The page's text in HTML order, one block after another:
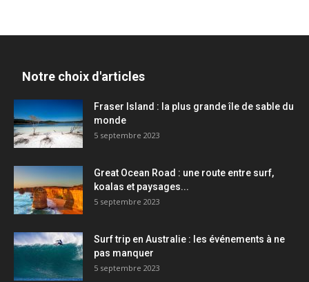
Notre choix d'articles
Fraser Island : la plus grande île de sable du
monde
5 septembre 2023
Great Ocean Road : une route entre surf,
koalas et paysages...
5 septembre 2023
Surf trip en Australie : les événements à ne
pas manquer
5 septembre 2023